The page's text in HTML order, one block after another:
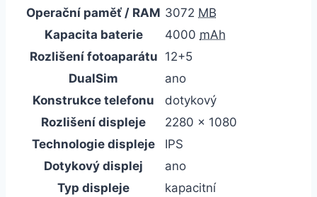
Operační paměť / RAM 3072 MB
Kapacita baterie
4000 mAh
Rozlišení fotoaparátu 12+5
DualSim
ano
Konstrukce telefonu
dotykový
Rozlišení displeje
2280 x 1080
Technologie displeje
IPS
Dotykový displej
ano
Typ displeje
kapacitní